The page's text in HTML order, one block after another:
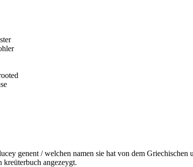
genent / welchen namen sie hat von dem
angezeygt.